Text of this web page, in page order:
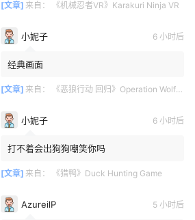
[文章] 来自： 《机械忍者VR》Karakuri Ninja VR
小妮子 6 小时后
经典画面
[文章] 来自： 《恶狼行动 回归》Operation Wolf Returns: First Mission VR
小妮子 6 小时后
打不着会出狗狗嘲笑你吗
[文章] 来自： 《猎鸭》Duck Hunting Game
AzureilP 5 小时后